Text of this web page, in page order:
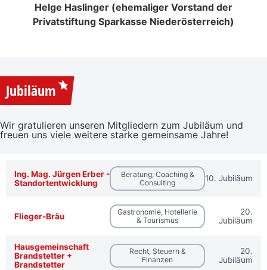
Helge Haslinger (ehemaliger Vorstand der
Privatstiftung Sparkasse Niederösterreich)
Jubiläum
Wir gratulieren unseren Mitgliedern zum Jubiläum und
freuen uns viele weitere starke gemeinsame Jahre!
Ing. Mag. Jürgen Erber -
Standortentwicklung
Beratung, Coaching &
Consulting
10. Jubiläum
Flieger-Bräu
Gastronomie, Hotellerie
& Tourismus
20.
Jubiläum
Hausgemeinschaft
Brandstetter +
Brandstetter
Recht, Steuern &
Finanzen
20.
Jubiläum